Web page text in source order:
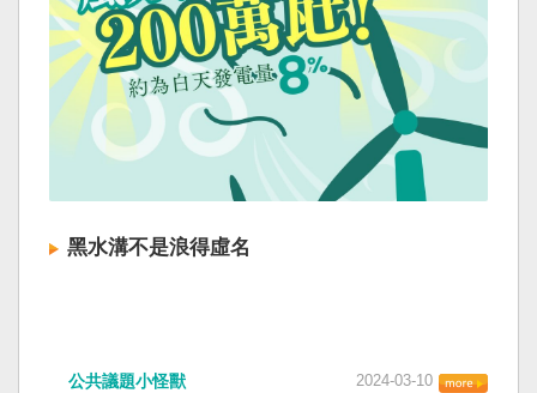
黑水溝不是浪得虛名
公共議題小怪獸 2024-03-10